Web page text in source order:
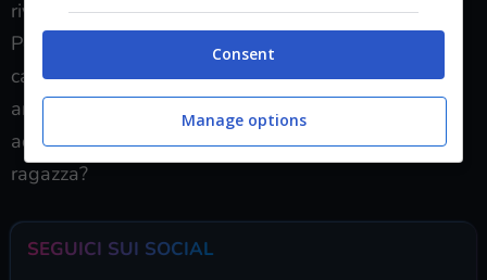
rivelerà a Manuel che Julia era la fidanzata di Paco.
Pelayo si mostrerà
adirato con Catalina
causa di Adriano. Infine, Margarita proverà ancora,
anche se con poche speranze, a convincere Martina
ad andare a vivere con lei. Cosa risponderà la
ragazza?
SEGUICI SUI SOCIAL
Consent
Manage options